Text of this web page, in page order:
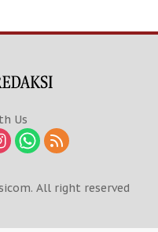
Us
All right reserved